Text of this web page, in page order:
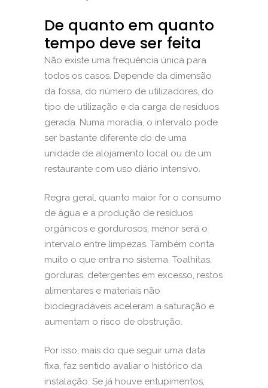
De quanto em quanto
tempo deve ser feita
Não existe uma frequência única para
todos os casos. Depende da dimensão
da fossa, do número de utilizadores, do
tipo de utilização e da carga de resíduos
gerada. Numa moradia, o intervalo pode
ser bastante diferente do de uma
unidade de alojamento local ou de um
restaurante com uso diário intensivo.
Regra geral, quanto maior for o consumo
de água e a produção de resíduos
orgânicos e gordurosos, menor será o
intervalo entre limpezas. Também conta
muito o que entra no sistema. Toalhitas,
gorduras, detergentes em excesso, restos
alimentares e materiais não
biodegradáveis aceleram a saturação e
aumentam o risco de obstrução.
Por isso, mais do que seguir uma data
fixa, faz sentido avaliar o histórico da
instalação. Se já houve entupimentos,